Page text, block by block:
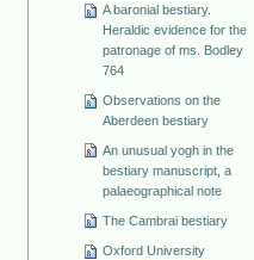
A baronial bestiary.
Heraldic evidence for the
patronage of ms. Bodley
764
Observations on the
Aberdeen bestiary
An unusual yogh in the
bestiary manuscript, a
palaeographical note
The Cambrai bestiary
Oxford University